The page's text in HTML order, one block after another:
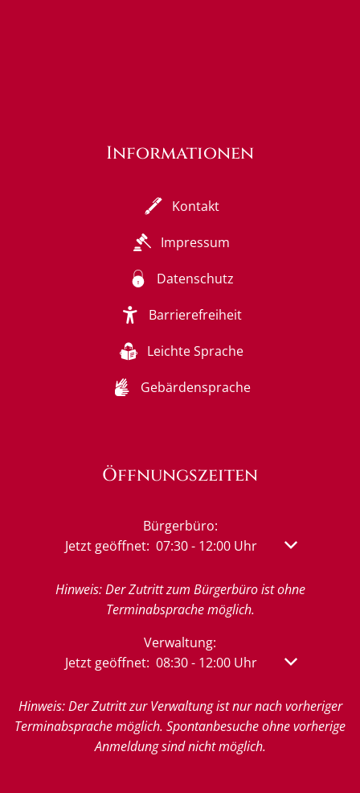
Informationen
Kontakt
Impressum
Datenschutz
Barrierefreiheit
Leichte Sprache
Gebärdensprache
Öffnungszeiten
Bürgerbüro:
Klicken, um weitere Öffnungs- oder
Jetzt geöffnet: 07:30- 12:00Uhr Von 07:30
Hinweis: Der Zutritt zum Bürgerbüro ist ohne
Terminabsprache möglich.
Verwaltung:
Klicken, um weitere Öffnungs- oder
Jetzt geöffnet: 08:30- 12:00Uhr Von 08:30
Hinweis: Der Zutritt zur Verwaltung ist nur nach vorheriger
Terminabsprache möglich. Spontanbesuche ohne vorherige
Anmeldung sind nicht möglich.